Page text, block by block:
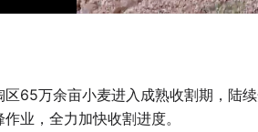
区65万余亩小麦进入成熟收割期，陆
业，全力加快收割进度。